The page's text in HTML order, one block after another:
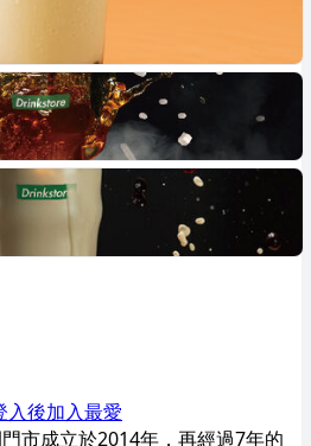
入後加入最愛
市成立於2014年，再經過7年的